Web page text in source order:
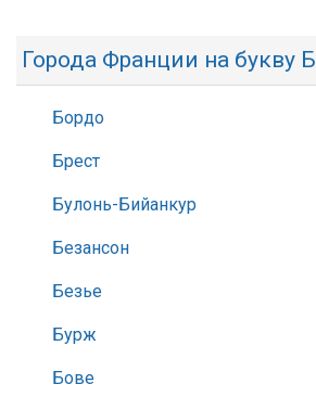
Города Франции на букву Б
Бордо
Брест
Булонь-Бийанкур
Безансон
Безье
Бурж
Бове